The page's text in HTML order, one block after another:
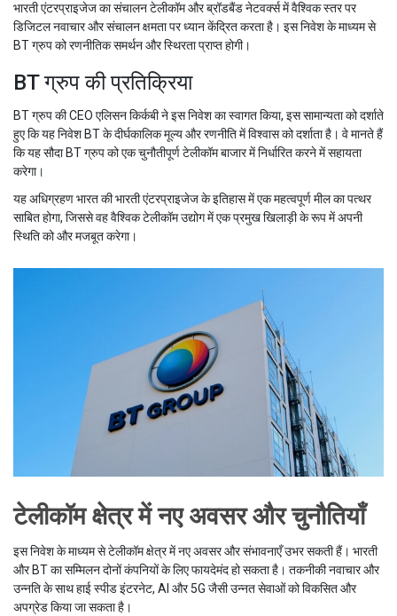
भारती एंटरप्राइजेज का संचालन टेलीकॉम और ब्रॉडबैंड नेटवर्क्स में वैश्विक स्तर पर
डिजिटल नवाचार और संचालन क्षमता पर ध्यान केंद्रित करता है। इस निवेश के माध्यम से
BT ग्रुप को रणनीतिक समर्थन और स्थिरता प्राप्त होगी।
BT ग्रुप की प्रतिक्रिया
BT ग्रुप की CEO एलिसन किर्कबी ने इस निवेश का स्वागत किया, इस सामान्यता को दर्शाते
हुए कि यह निवेश BT के दीर्घकालिक मूल्य और रणनीति में विश्वास को दर्शाता है। वे मानते हैं
कि यह सौदा BT ग्रुप को एक चुनौतीपूर्ण टेलीकॉम बाजार में निर्धारित करने में सहायता
करेगा।
यह अधिग्रहण भारत की भारती एंटरप्राइजेज के इतिहास में एक महत्वपूर्ण मील का पत्थर
साबित होगा, जिससे वह वैश्विक टेलीकॉम उद्योग में एक प्रमुख खिलाड़ी के रूप में अपनी
स्थिति को और मजबूत करेगा।
टेलीकॉम क्षेत्र में नए अवसर और चुनौतियाँ
इस निवेश के माध्यम से टेलीकॉम क्षेत्र में नए अवसर और संभावनाएँ उभर सकती हैं। भारती
और BT का सम्मिलन दोनों कंपनियों के लिए फायदेमंद हो सकता है। तकनीकी नवाचार और
उन्नति के साथ हाई स्पीड इंटरनेट, AI और 5G जैसी उन्नत सेवाओं को विकसित और
अपग्रेड किया जा सकता है।